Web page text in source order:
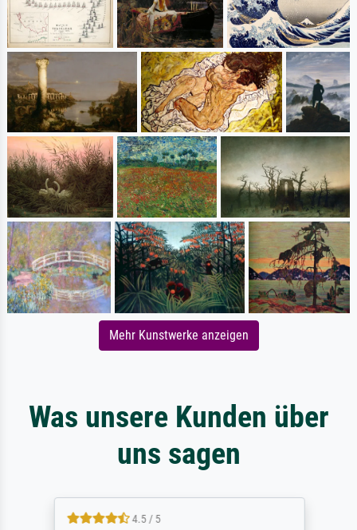
Mehr Kunstwerke anzeigen
Was unsere Kunden über
uns sagen
4.5 / 5